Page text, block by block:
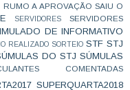
RUMO A APROVAÇÃO SAIU O
SERVIDORES
SERVIDORES
DE INFORMATIVO
REALIZADO SORTEIO STF STJ
DO STJ SÚMULAS
COMENTADAS
SUPERQUARTA2018